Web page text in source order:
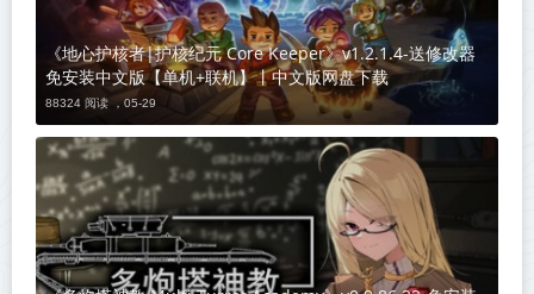
《地心护核者|护核纪元 Core Keeper》v1.2.1.4-送修改器
免安装中文版【单机+联机】丨中文版网盘下载
88324 阅读 ，05-29